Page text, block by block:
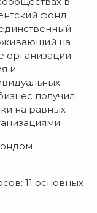
фонд
на
организации
и
получил
на равных
11 основных